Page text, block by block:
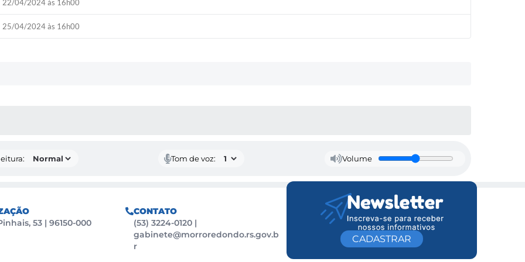
22/04/2024 às 16h00
25/04/2024 às 16h00
Tom de voz: Volume
53 | 96150-000
CONTATO
(53) 3224-0120 |
gabinete@morroredondo.rs.gov.b
r
CADASTRAR